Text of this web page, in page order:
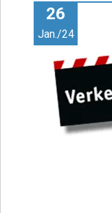
26
Jan./24